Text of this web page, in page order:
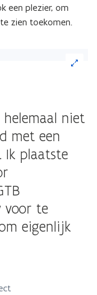
een plezier, om
zien toekomen.
niet
met een
Ik plaatste
voor te
eigenlijk